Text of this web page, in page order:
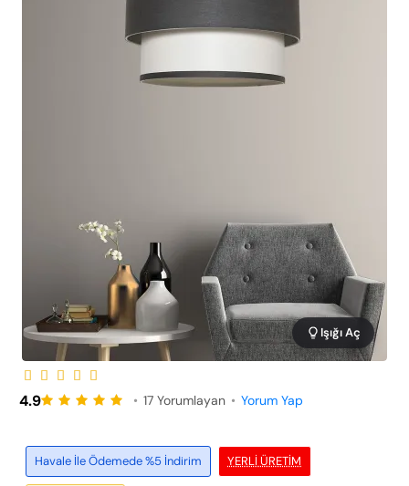
Işığı Aç
YERLI ÜRETIM
Havale İle Ödemede %5 İndirim
4.9 • 17 Yorumlayan • Yorum Yap